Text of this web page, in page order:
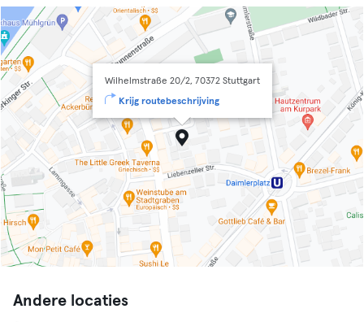
Wilhelmstraße 20/2, 70372 Stuttgart
Krijg routebeschrijving
Andere locaties